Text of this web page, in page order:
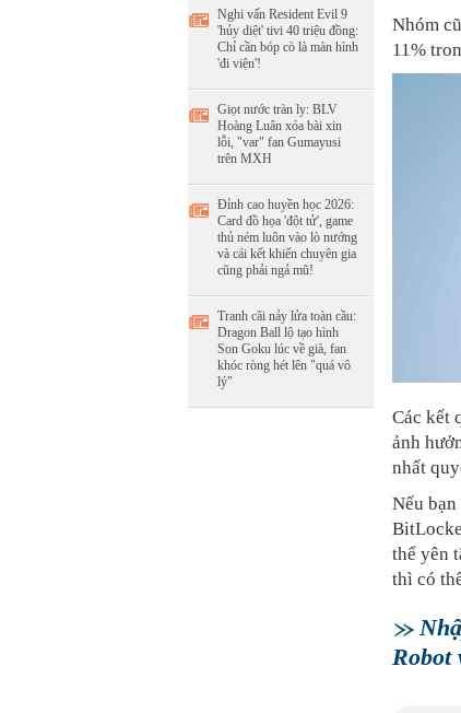
Nghi vấn Resident Evil 9
'hủy diệt' tivi 40 triệu đồng:
Chỉ cần bóp cò là màn hình
'đi viện'!
Giọt nước tràn ly: BLV
Hoàng Luân xóa bài xin
lỗi, "var" fan Gumayusi
trên MXH
Đỉnh cao huyền học 2026:
Card đồ họa 'đột tử', game
thủ ném luôn vào lò nướng
và cái kết khiến chuyên gia
cũng phải ngả mũ!
Tranh cãi nảy lửa toàn cầu:
Dragon Ball lộ tạo hình
Son Goku lúc về già, fan
khóc ròng hét lên "quá vô
lý"
Nhóm
11%
Các kết
ảnh
nhất
Nếu
thể yên
thì có
Robot